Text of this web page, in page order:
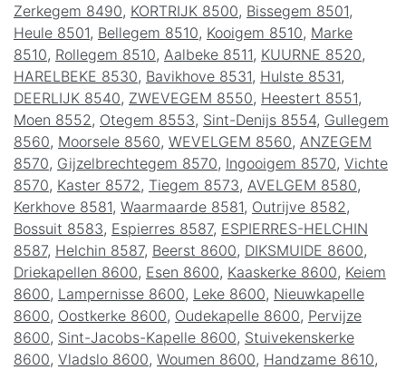
Zerkegem 8490, KORTRIJK 8500, Bissegem 8501,
Heule 8501, Bellegem 8510, Kooigem 8510, Marke
8510, Rollegem 8510, Aalbeke 8511, KUURNE 8520,
HARELBEKE 8530, Bavikhove 8531, Hulste 8531,
DEERLIJK 8540, ZWEVEGEM 8550, Heestert 8551,
Moen 8552 , Otegem 8553, Sint-Denijs 8554, Gullegem
8560, Moorsele 8560, WEVELGEM 8560, ANZEGEM
8570, Gijzelbrechtegem 8570, Ingooigem 8570, Vichte
8570, Kaster 8572 , Tiegem 8573, AVELGEM 8580,
Kerkhove 8581, Waarmaarde 8581, Outrijve 8582 ,
Bossuit 8583, Espierres 8587, ESPIERRES-HELCHIN
8587, Helchin 8587, Beerst 8600, DIKSMUIDE 8600,
Driekapellen 8600, Esen 8600, Kaaskerke 8600, Keiem
8600, Lampernisse 8600, Leke 8600, Nieuwkapelle
8600, Oostkerke 8600, Oudekapelle 8600, Pervijze
8600, Sint-Jacobs-Kapelle 8600, Stuivekenskerke
8600, Vladslo 8600, Woumen 8600, Handzame 8610,